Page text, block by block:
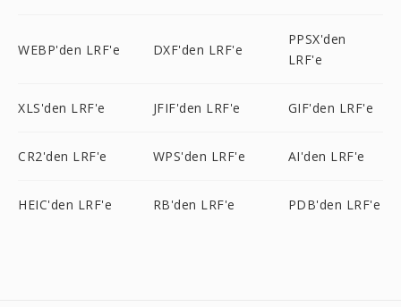
WEBP'den LRF'e DXF'den LRF'e
PPSX'den
LRF'e
XLS'den LRF'e JFIF'den LRF'e GIF'den LRF'e
CR2'den LRF'e WPS'den LRF'e AI'den LRF'e
HEIC'den LRF'e RB'den LRF'e PDB'den LRF'e